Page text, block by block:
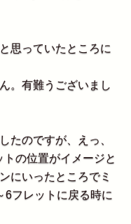
思っていたところに
。有難うございまし
たのですが、えっ、
の位置がイメージと
にいったところでミ
6フレットに戻る時に